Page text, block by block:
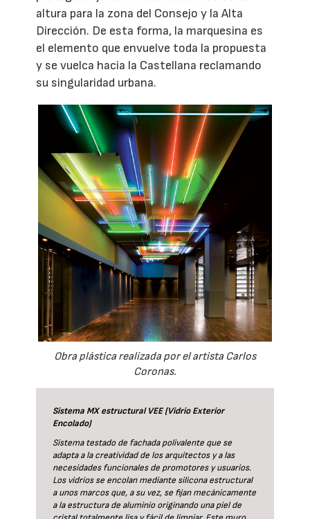
altura para la zona del Consejo y la Alta
Dirección. De esta forma, la marquesina es
el elemento que envuelve toda la propuesta
y se vuelca hacia la Castellana reclamando
su singularidad urbana.
Obra plástica realizada por el artista Carlos
Coronas.
Sistema MX estructural VEE (Vidrio Exterior
Encolado)
Sistema testado de fachada polivalente que se
adapta a la creatividad de los arquitectos y a las
necesidades funcionales de promotores y usuarios.
Los vidrios se encolan mediante silicona estructural
a unos marcos que, a su vez, se fijan mecánicamente
a la estructura de aluminio originando una piel de